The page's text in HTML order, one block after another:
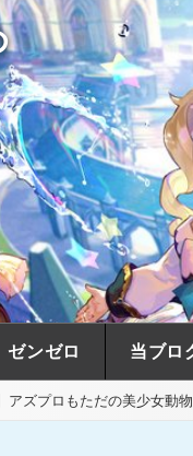
ゼンゼロ 当ブロ
少女動物園じゃ原神超え